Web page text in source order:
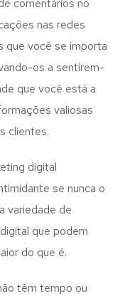
comentários no
nas redes
que você se importa
os a sentirem-
que você está a
valiosas
clientes.
digital
se nunca o
variedade de
que podem
do que é.
têm tempo ou